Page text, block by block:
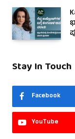
Stay In Touch
Facebook
YouTube